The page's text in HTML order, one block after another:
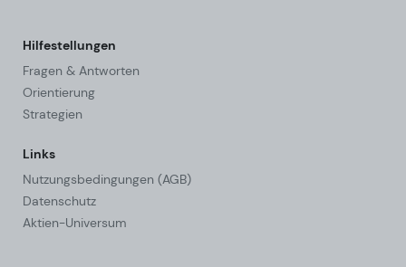
Hilfestellungen
Fragen & Antworten
Orientierung
Strategien
Links
Nutzungsbedingungen (AGB)
Datenschutz
Aktien-Universum